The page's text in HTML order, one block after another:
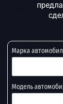
Марка
Модель